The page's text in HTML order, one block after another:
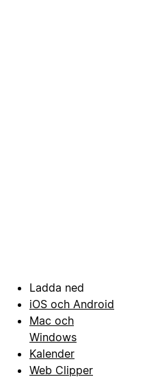
Ladda ned
iOS och Android
Mac och
Windows
Kalender
Web Clipper